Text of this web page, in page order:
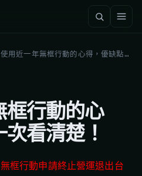
使用近一年無框行動的心得，優缺點一次看清楚！
行動的心
看清楚！
框行動申請終止營運退出台